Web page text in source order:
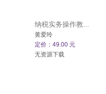
纳税实务操作教...
黄爱玲
定价：49.00 元
无资源下载